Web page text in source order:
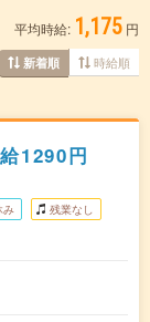
平均時給: 1,175 円
新着順 時給順
1290円
み 残業なし